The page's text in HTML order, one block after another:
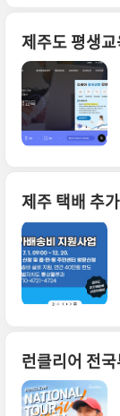
제주도 평생
런클리어 전